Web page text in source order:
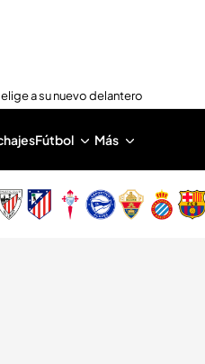
a su nuevo delantero
Fútbol Más